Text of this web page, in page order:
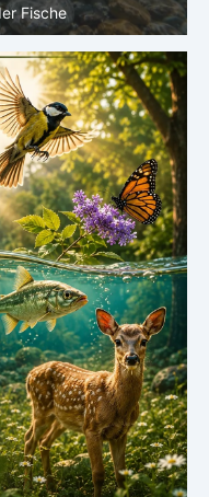
Fische